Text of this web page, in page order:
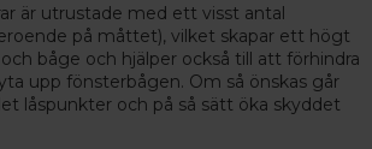
är utrustade med ett visst antal
på måttet), vilket skapar ett högt
båge och hjälper också till att förhindra
upp fönsterbågen. Om så önskas går
låspunkter och på så sätt öka skyddet